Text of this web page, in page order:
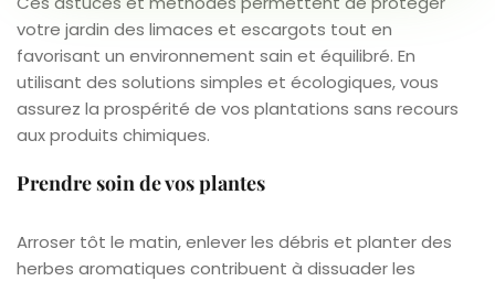
votre jardin des limaces et escargots tout en
favorisant un environnement sain et équilibré. En
utilisant des solutions simples et écologiques, vous
assurez la prospérité de vos plantations sans recours
aux produits chimiques.
Prendre soin de vos plantes
Arroser tôt le matin, enlever les débris et planter des
herbes aromatiques contribuent à dissuader les